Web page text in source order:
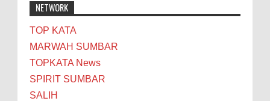
NETWORK
TOP KATA
MARWAH SUMBAR
TOPKATA News
SPIRIT SUMBAR
SALIH